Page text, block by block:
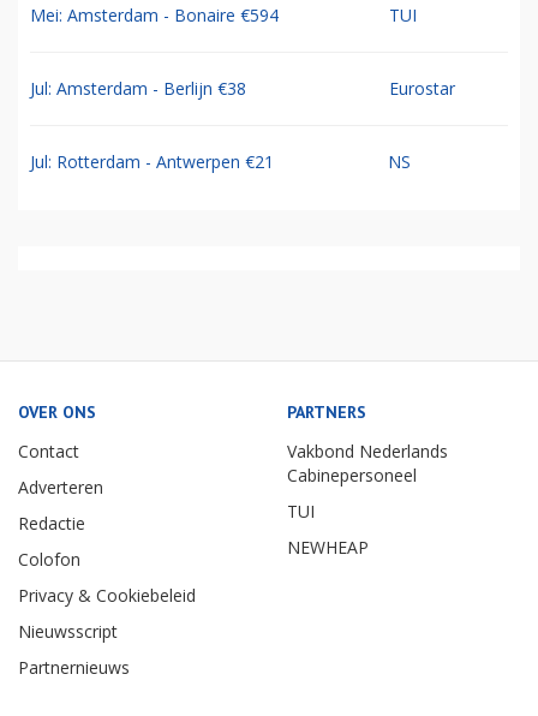
Mei: Amsterdam - Bonaire €594 TUI
Jul: Amsterdam - Berlijn €38 Eurostar
Jul: Rotterdam - Antwerpen €21 NS
OVER ONS
Contact
Adverteren
Redactie
Colofon
Privacy & Cookiebeleid
Nieuwsscript
Partnernieuws
PARTNERS
Vakbond Nederlands
Cabinepersoneel
TUI
NEWHEAP